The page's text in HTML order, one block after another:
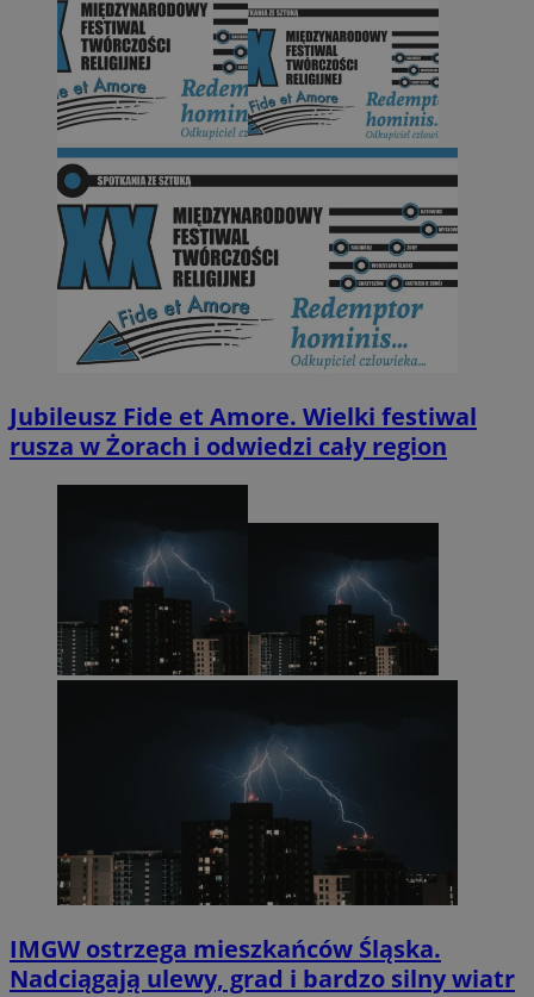
Jubileusz Fide et Amore. Wielki festiwal
rusza w Żorach i odwiedzi cały region
IMGW ostrzega mieszkańców Śląska.
Nadciągają ulewy, grad i bardzo silny wiatr